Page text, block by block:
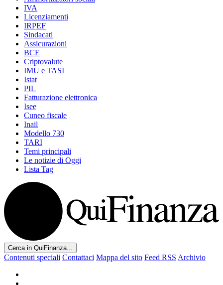
IVA
Licenziamenti
IRPEF
Sindacati
Assicurazioni
BCE
Criptovalute
IMU e TASI
Istat
PIL
Fatturazione elettronica
Isee
Cuneo fiscale
Inail
Modello 730
TARI
Temi principali
Le notizie di Oggi
Lista Tag
Cerca in QuiFinanza...
Contenuti speciali Contattaci Mappa del sito Feed RSS Archivio